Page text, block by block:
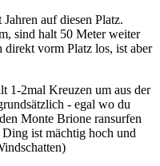
auf diesen Platz.
sind halt 50 Meter weiter
direkt vorm Platz los, ist aber
1-2mal Kreuzen um aus der
- egal wo du
Monte Brione ransurfen
ist mächtig hoch und